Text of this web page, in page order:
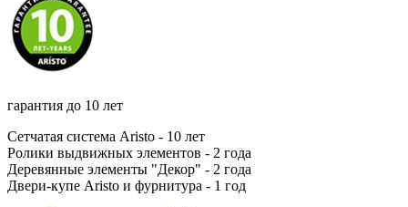
гарантия до 10 лет
Сетчатая система Aristo - 10 лет
Ролики выдвижных элементов - 2 года
Деревянные элементы "Декор" - 2 года
Двери-купе Aristo и фурнитура - 1 год